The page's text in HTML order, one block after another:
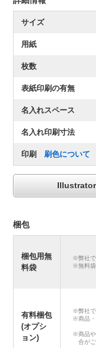
サイズ
用紙
枚数
表紙印刷の有無
名入れスペース
名入れ印刷寸法
印刷 刷色について
Illustrator
梱包
梱包用無
料袋
※弊社で
※無料袋
有料梱包
(オプシ
ョン)
※弊社で
※商品・
※商品や
合が